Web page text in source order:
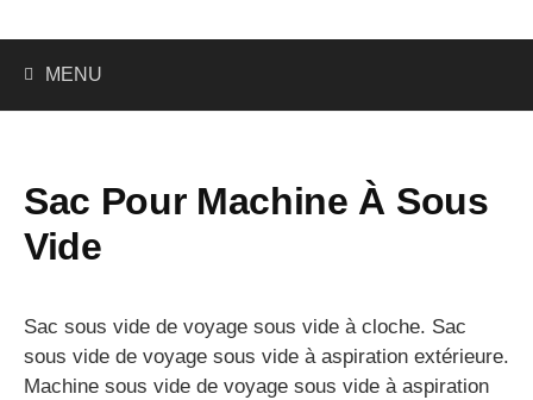
MENU
Sac Pour Machine À Sous
Vide
Sac sous vide de voyage sous vide à cloche. Sac
sous vide de voyage sous vide à aspiration extérieure.
Machine sous vide de voyage sous vide à aspiration